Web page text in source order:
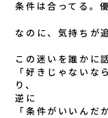
条件は合ってる。
なのに、気持ちが
この迷いを誰かに
「好きじゃないな
り、
逆に
「条件がいいんだ